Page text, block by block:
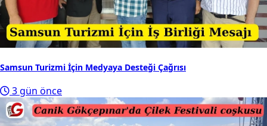
Samsun Turizmi İçin Medyaya Desteği Çağrısı
3 gün önce